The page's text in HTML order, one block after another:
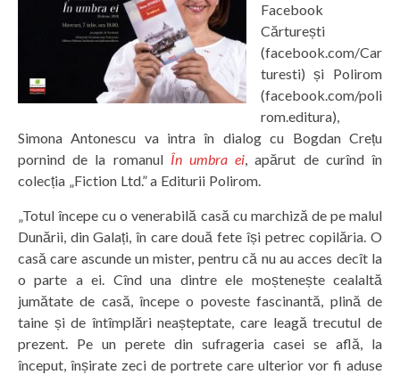
Facebook
Cărturești
(facebook.com/Car
turesti) și Polirom
(facebook.com/poli
rom.editura),
Simona Antonescu va intra în dialog cu Bogdan Crețu
pornind de la romanul În umbra ei, apărut de curînd în
colecția „Fiction Ltd.” a Editurii Polirom.
„Totul începe cu o venerabilă casă cu marchiză de pe malul
Dunării, din Galați, în care două fete își petrec copilăria. O
casă care ascunde un mister, pentru că nu au acces decît la
o parte a ei. Cînd una dintre ele moștenește cealaltă
jumătate de casă, începe o poveste fascinantă, plină de
taine și de întîmplări neașteptate, care leagă trecutul de
prezent. Pe un perete din sufrageria casei se află, la
început, înșirate zeci de portrete care ulterior vor fi aduse